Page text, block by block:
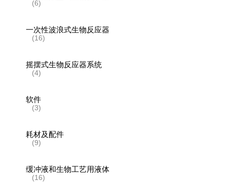
(6)
一次性波浪式生物反应器
(16)
摇摆式生物反应器系统
(4)
软件
(3)
耗材及配件
(9)
缓冲液和生物工艺用液体
(16)